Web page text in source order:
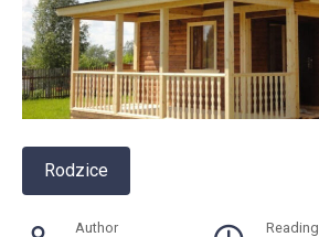
Rodzice
Author Reading